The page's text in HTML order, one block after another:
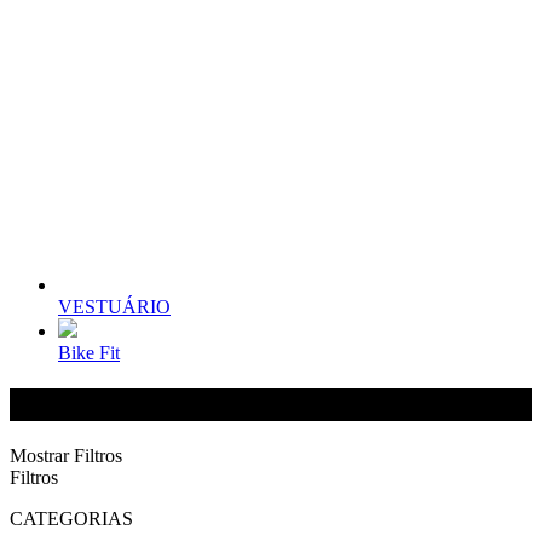
VESTUÁRIO
Bike Fit
Mostrar Filtros
Filtros
CATEGORIAS